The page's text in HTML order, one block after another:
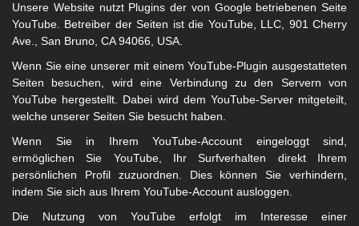
Unsere Website nutzt Plugins der von Google betriebenen Seite
YouTube. Betreiber der Seiten ist die YouTube, LLC, 901 Cherry
Ave., San Bruno, CA 94066, USA.
Wenn Sie eine unserer mit einem YouTube-Plugin ausgestatteten
Seiten besuchen, wird eine Verbindung zu den Servern von
YouTube hergestellt. Dabei wird dem YouTube-Server mitgeteilt,
welche unserer Seiten Sie besucht haben.
Wenn Sie in Ihrem YouTube-Account eingeloggt sind,
ermöglichen Sie YouTube, Ihr Surfverhalten direkt Ihrem
persönlichen Profil zuzuordnen. Dies können Sie verhindern,
indem Sie sich aus Ihrem YouTube-Account ausloggen.
Die Nutzung von YouTube erfolgt im Interesse einer